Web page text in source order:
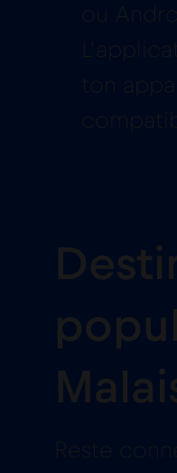
ou
ton
Reste